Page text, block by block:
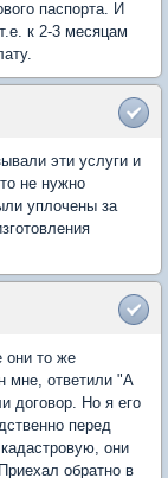
паспорта. И
к 2-3 месяцам
эти услуги и
не нужно
уплочены за
они то же
мне, ответили "А
договор. Но я его
перед
они
обратно в